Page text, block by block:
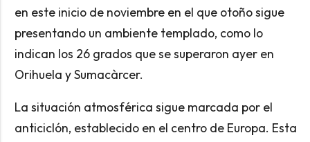
en este inicio de noviembre en el que otoño sigue
presentando un ambiente templado, como lo
indican los 26 grados que se superaron ayer en
Orihuela y Sumacàrcer.
La situación atmosférica sigue marcada por el
anticiclón, establecido en el centro de Europa. Esta